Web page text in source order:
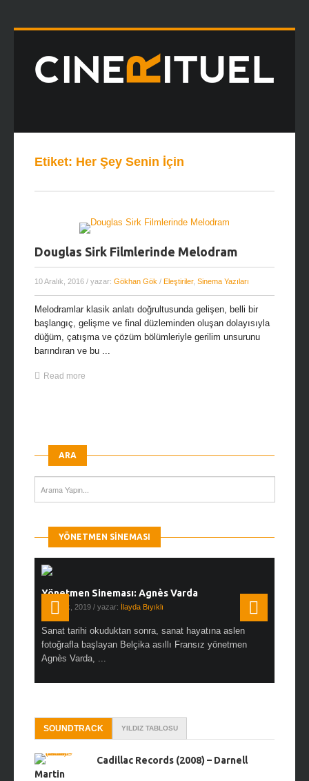
Etiket: Her Şey Senin İçin
Douglas Sirk Filmlerinde Melodram
10 Aralık, 2016 / yazar: Gökhan Gök / Eleştiriler, Sinema Yazıları
Melodramlar klasik anlatı doğrultusunda gelişen, belli bir
başlangıç, gelişme ve final düzleminden oluşan dolayısıyla
düğüm, çatışma ve çözüm bölümleriyle gerilim unsurunu
barındıran ve bu ...
Read more
ARA
YÖNETMEN SINEMASI
Yönetmen Sineması: Agnès Varda
19 Ocak, 2019 / yazar: İlayda Bıyıklı
Sanat tarihi okuduktan sonra, sanat hayatına aslen
fotoğrafla başlayan Belçika asıllı Fransız yönetmen
Agnès Varda, ...
SOUNDTRACK YILDIZ TABLOSU
Cadillac Records (2008) – Darnell
Martin